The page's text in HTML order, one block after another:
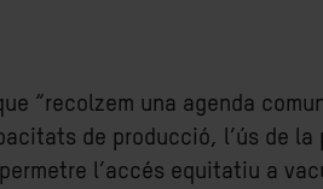
“recolzem una agenda
de producció, l’ús de
l’accés equitatiu a